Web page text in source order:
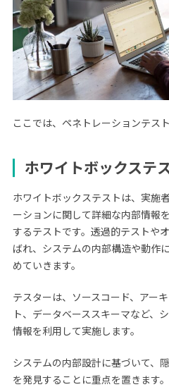
ここでは、ペネトレーションテス
ホワイトボックステ
ホワイトボックステストは、実施
ーションに関して詳細な内部情報
するテストです。透過的テストや
ばれ、システムの内部構造や動作
めていきます。
テスターは、ソースコード、アー
ト、データベーススキーマなど、
情報を利用して実施します。
システムの内部設計に基づいて、
を発見することに重点を置きます